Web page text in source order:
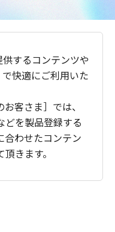
するコンテンツや
快適にご利用いた
客さま］では、
どを製品登録する
合わせたコンテン
きます。